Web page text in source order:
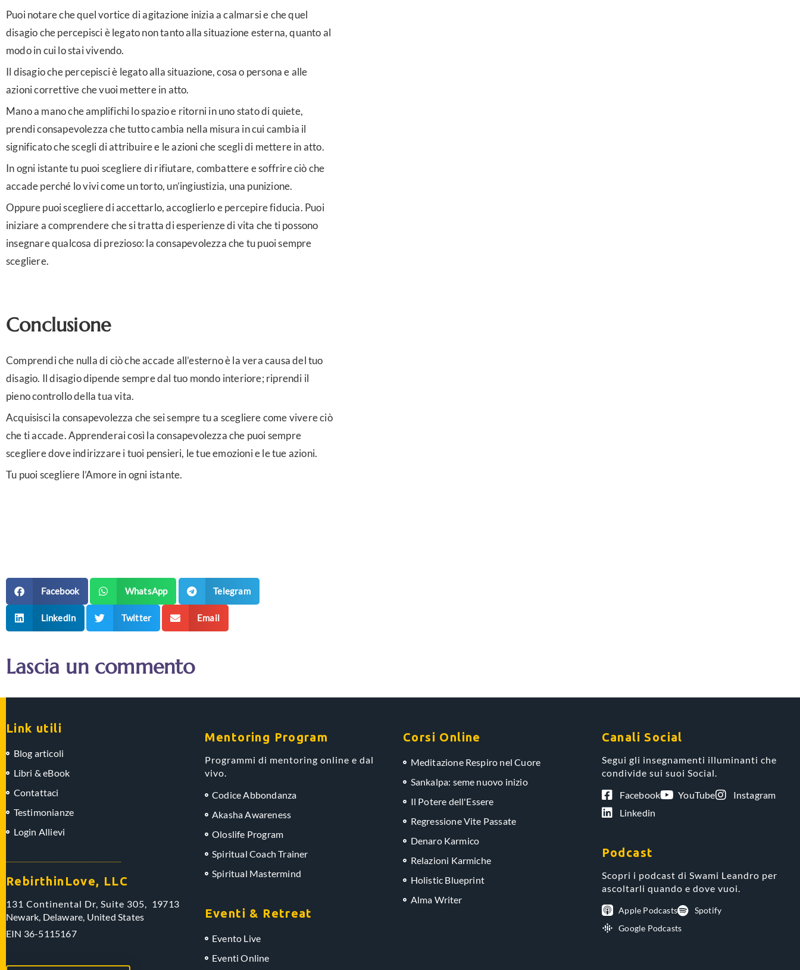
Puoi notare che quel vortice di agitazione inizia a calmarsi e che quel
disagio che percepisci è legato non tanto alla situazione esterna, quanto al
modo in cui lo stai vivendo.
Il disagio che percepisci è legato alla situazione, cosa o persona e alle
azioni correttive che vuoi mettere in atto.
Mano a mano che amplifichi lo spazio e ritorni in uno stato di quiete,
prendi consapevolezza che tutto cambia nella misura in cui cambia il
significato che scegli di attribuire e le azioni che scegli di mettere in atto.
In ogni istante tu puoi scegliere di rifiutare, combattere e soffrire ciò che
accade perché lo vivi come un torto, un’ingiustizia, una punizione.
Oppure puoi scegliere di accettarlo, accoglierlo e percepire fiducia. Puoi
iniziare a comprendere che si tratta di esperienze di vita che ti possono
insegnare qualcosa di prezioso: la consapevolezza che tu puoi sempre
scegliere.
Conclusione
Comprendi che nulla di ciò che accade all’esterno è la vera causa del tuo
disagio. Il disagio dipende sempre dal tuo mondo interiore; riprendi il
pieno controllo della tua vita.
Acquisisci la consapevolezza che sei sempre tu a scegliere come vivere ciò
che ti accade. Apprenderai così la consapevolezza che puoi sempre
scegliere dove indirizzare i tuoi pensieri, le tue emozioni e le tue azioni.
Tu puoi scegliere l’Amore in ogni istante.
Facebook WhatsApp Telegram
LinkedIn Twitter Email
Lascia un commento
Link utili
Blog articoli
Libri & eBook
Contattaci
Testimonianze
Login Allievi
RebirthinLove, LLC
131 Continental Dr, Suite 305, 19713
Newark, Delaware, United States
EIN 36-5115167
Mentoring Program
Programmi di mentoring online e dal
vivo.
Codice Abbondanza
Akasha Awareness
Oloslife Program
Spiritual Coach Trainer
Spiritual Mastermind
Eventi & Retreat
Evento Live
Eventi Online
Corsi Online
Meditazione Respiro nel Cuore
Sankalpa: seme nuovo inizio
Il Potere dell'Essere
Regressione Vite Passate
Denaro Karmico
Relazioni Karmiche
Holistic Blueprint
Alma Writer
Canali Social
Segui gli insegnamenti illuminanti che
condivide sui suoi Social.
Facebook
YouTube
Instagram
Linkedin
Podcast
Scopri i podcast di Swami Leandro per
ascoltarli quando e dove vuoi.
Apple Podcasts
Spotify
Google Podcasts